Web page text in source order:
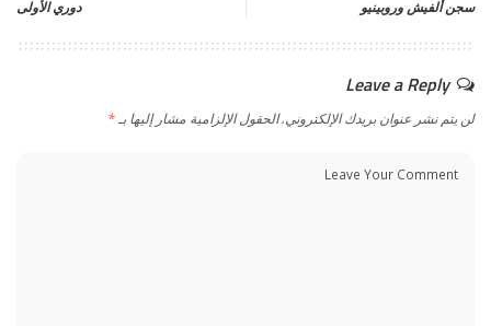
سجن ألفيش وروبينيو
دوري الأولى
Leave a Reply
لن يتم نشر عنوان بريدك الإلكتروني.الحقول الإلزامية مشار إليها بـ*